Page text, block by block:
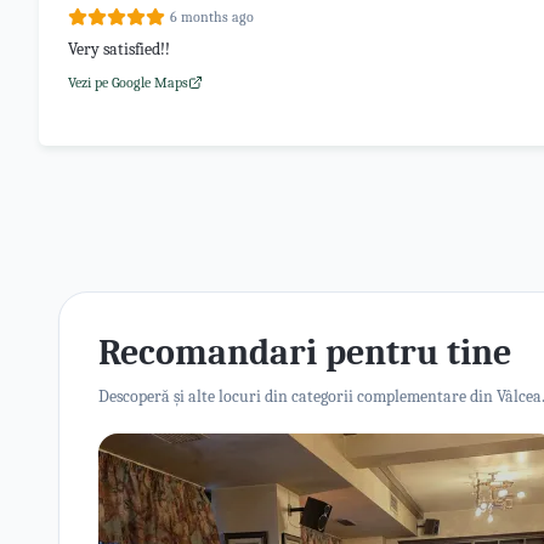
6 months ago
Very satisfied!!
Vezi pe Google Maps
Recomandari pentru tine
Descoperă și alte locuri din categorii complementare din Vâlcea.